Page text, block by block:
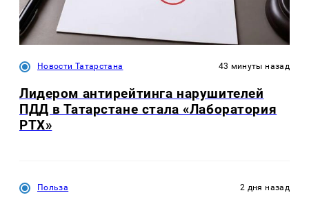
Новости Татарстана 43 минуты назад
Лидером антирейтинга нарушителей
ПДД в Татарстане стала «Лаборатория
РТХ»
Польза 2 дня назад